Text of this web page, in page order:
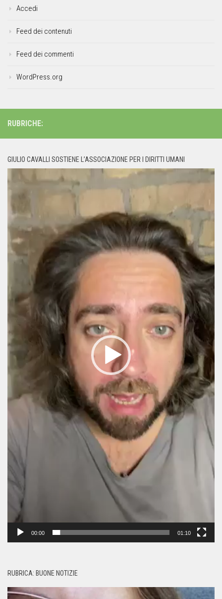
Accedi
Feed dei contenuti
Feed dei commenti
WordPress.org
RUBRICHE:
GIULIO CAVALLI SOSTIENE L’ASSOCIAZIONE PER I DIRITTI UMANI
Player
00:00 01:10
RUBRICA: BUONE NOTIZIE